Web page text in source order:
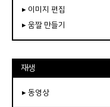
▸ 이미지 편집
▸ 움짤 만들기
재생
▸ 동영상